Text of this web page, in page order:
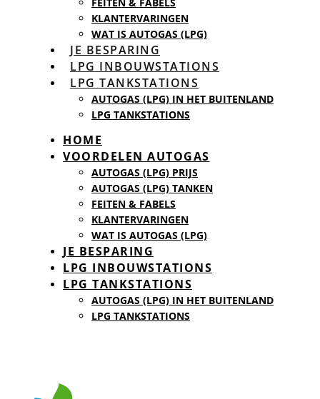
KLANTERVARINGEN
WAT IS AUTOGAS (LPG)
JE BESPARING
LPG INBOUWSTATIONS
LPG TANKSTATIONS
AUTOGAS (LPG) IN HET BUITENLAND
LPG TANKSTATIONS
HOME
VOORDELEN AUTOGAS
AUTOGAS (LPG) PRIJS
AUTOGAS (LPG) TANKEN
FEITEN & FABELS
KLANTERVARINGEN
WAT IS AUTOGAS (LPG)
JE BESPARING
LPG INBOUWSTATIONS
LPG TANKSTATIONS
AUTOGAS (LPG) IN HET BUITENLAND
LPG TANKSTATIONS